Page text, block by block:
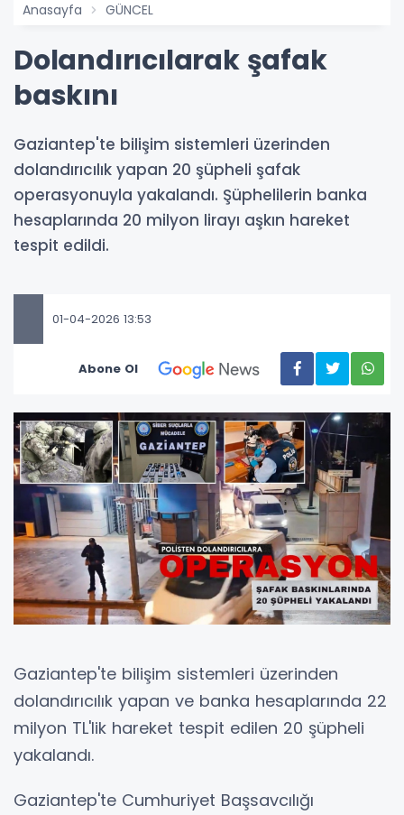
Anasayfa GÜNCEL
Dolandırıcılarak şafak
baskını
Gaziantep'te bilişim sistemleri üzerinden
dolandırıcılık yapan 20 şüpheli şafak
operasyonuyla yakalandı. Şüphelilerin banka
hesaplarında 20 milyon lirayı aşkın hareket
tespit edildi.
01-04-2026 13:53
Abone Ol
Gaziantep'te bilişim sistemleri üzerinden
dolandırıcılık yapan ve banka hesaplarında 22
milyon TL'lik hareket tespit edilen 20 şüpheli
yakalandı.
Gaziantep'te Cumhuriyet Başsavcılığı